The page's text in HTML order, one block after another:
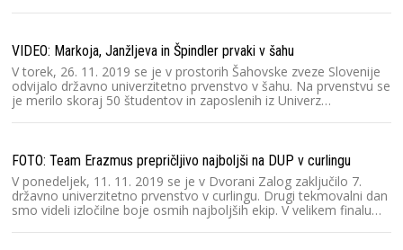
VIDEO: Markoja, Janžljeva in Špindler prvaki v šahu
V torek, 26. 11. 2019 se je v prostorih Šahovske zveze Slovenije
odvijalo državno univerzitetno prvenstvo v šahu. Na prvenstvu se
je merilo skoraj 50 študentov in zaposlenih iz Univerz…
FOTO: Team Erazmus prepričljivo najboljši na DUP v curlingu
V ponedeljek, 11. 11. 2019 se je v Dvorani Zalog zaključilo 7.
državno univerzitetno prvenstvo v curlingu. Drugi tekmovalni dan
smo videli izločilne boje osmih najboljših ekip. V velikem finalu…